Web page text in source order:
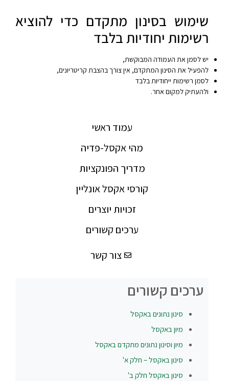
שימוש בסינון מתקדם כדי להוציא
רשימות יחודיות בלבד
יש לסמן את העמודה המבוקשת,
להפעיל את הסינון המתקדם, אין צורך בהצבת קריטריונים,
לסמן רשימות ייחודיות בלבד
ולהעתיק למקום אחר.
עמוד ראשי
מהי אקסל-פדיה
מדריך הפונקציות
קורסי אקסל אונליין
זכויות יוצרים
ערכים קשורים
צור קשר
ערכים קשורים
סינון נתונים באקסל
מיון באקסל
מיון וסינון נתונים מתקדם באקסל
סינון באקסל – חלק א'
סינון באקסל חלק ב'